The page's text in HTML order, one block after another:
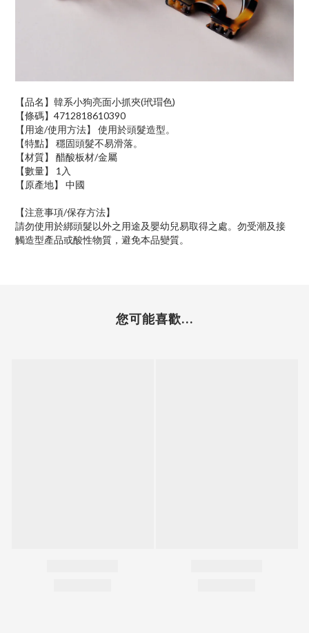
【品名】韓系小狗亮面小抓夾(玳瑁色)
【條碼】4712818610390
【用途/使用方法】 使用於頭髮造型。
【特點】 穩固頭髮不易滑落。
【材質】 醋酸板材/金屬
【數量】 1入
【原產地】 中國
【注意事項/保存方法】
請勿使用於綁頭髮以外之用途及嬰幼兒易取得之處。勿受潮及接
觸造型產品或酸性物質，避免本品變質。
您可能喜歡...